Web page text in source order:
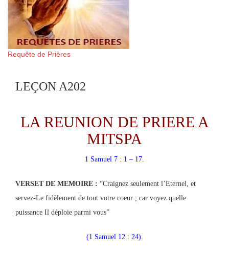
Requête de Prières
LEÇON A202
LA REUNION DE PRIERE A
MITSPA
1 Samuel 7 : 1 – 17.
VERSET DE MEMOIRE : “Craignez seulement l’Eternel, et
servez-Le fidèlement de tout votre coeur ; car voyez quelle
puissance Il déploie parmi vous”
(1 Samuel 12 : 24).